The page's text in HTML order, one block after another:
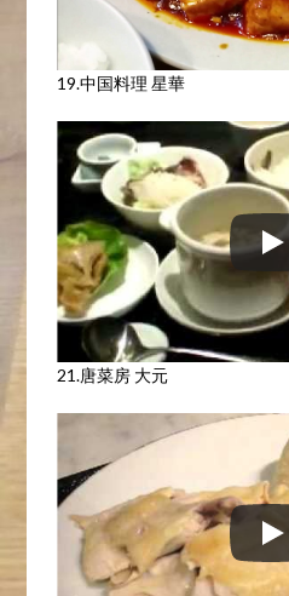
19.中国料理 星華
21.唐菜房 大元